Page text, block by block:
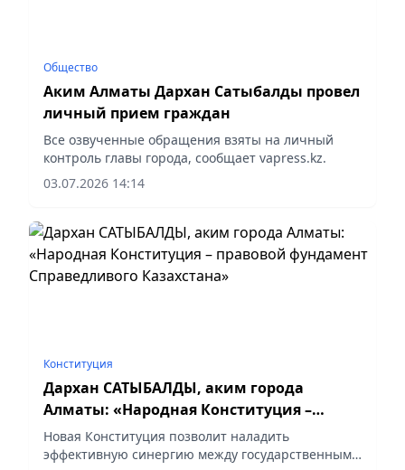
Общество
Аким Алматы Дархан Сатыбалды провел
личный прием граждан
Все озвученные обращения взяты на личный
контроль главы города, сообщает vapress.kz.
03.07.2026 14:14
Конституция
Дархан САТЫБАЛДЫ, аким города
Алматы: «Народная Конституция –
правовой фундамент Справедливого
Казахстана»
Новая Конституция позволит наладить
эффективную синергию между государственными